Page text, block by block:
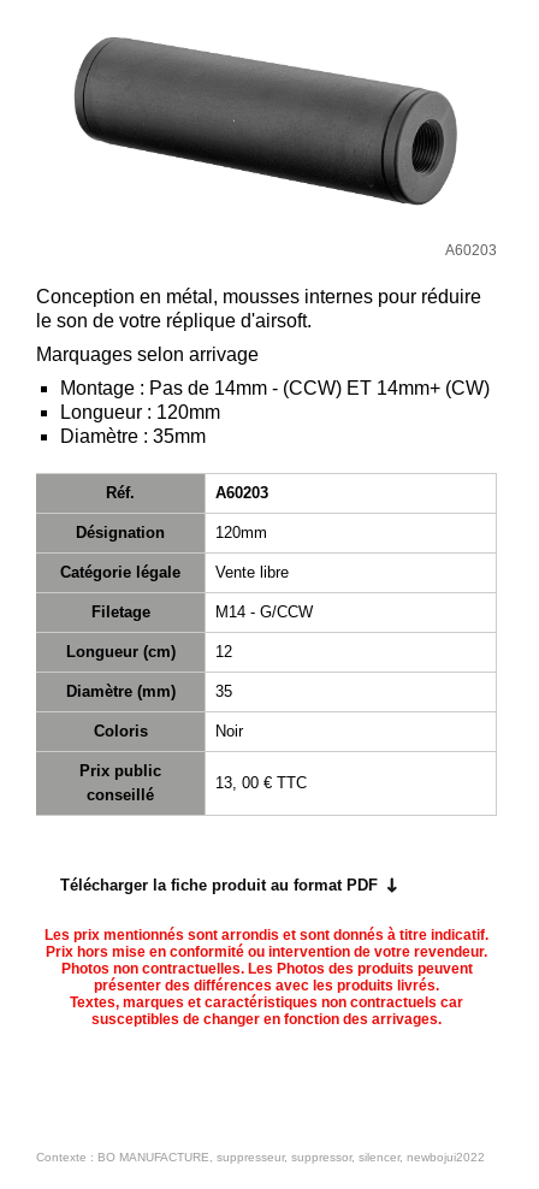
Téléchargements
C.G.V.
Contact
Consulter
mes
listes de
favoris
Consulter
mon
panier
Acheter
nouveau
Modifiez
paramètres
de compte
Commandes
web
Mes
Factures –
numérique
Téléchargement
Service
A60203
Conception en métal, mousses internes pour réduire
le son de votre réplique d'airsoft.
Marquages selon arrivage
Montage : Pas de 14mm - (CCW) ET 14mm+ (CW)
Longueur : 120mm
Diamètre : 35mm
Réf. A60203
Désignation 120mm
Catégorie légale Vente libre
Filetage M14 - G/CCW
Longueur (cm) 12
Diamètre (mm) 35
Coloris Noir
Prix public
conseillé
13, 00 € TTC
Télécharger la fiche produit au format PDF
Les prix mentionnés sont arrondis et sont donnés à titre indicatif.
Prix hors mise en conformité ou intervention de votre revendeur.
Photos non contractuelles. Les Photos des produits peuvent
présenter des différences avec les produits livrés.
Textes, marques et caractéristiques non contractuels car
susceptibles de changer en fonction des arrivages.
Contexte : BO MANUFACTURE, suppresseur, suppressor, silencer, newbojui2022